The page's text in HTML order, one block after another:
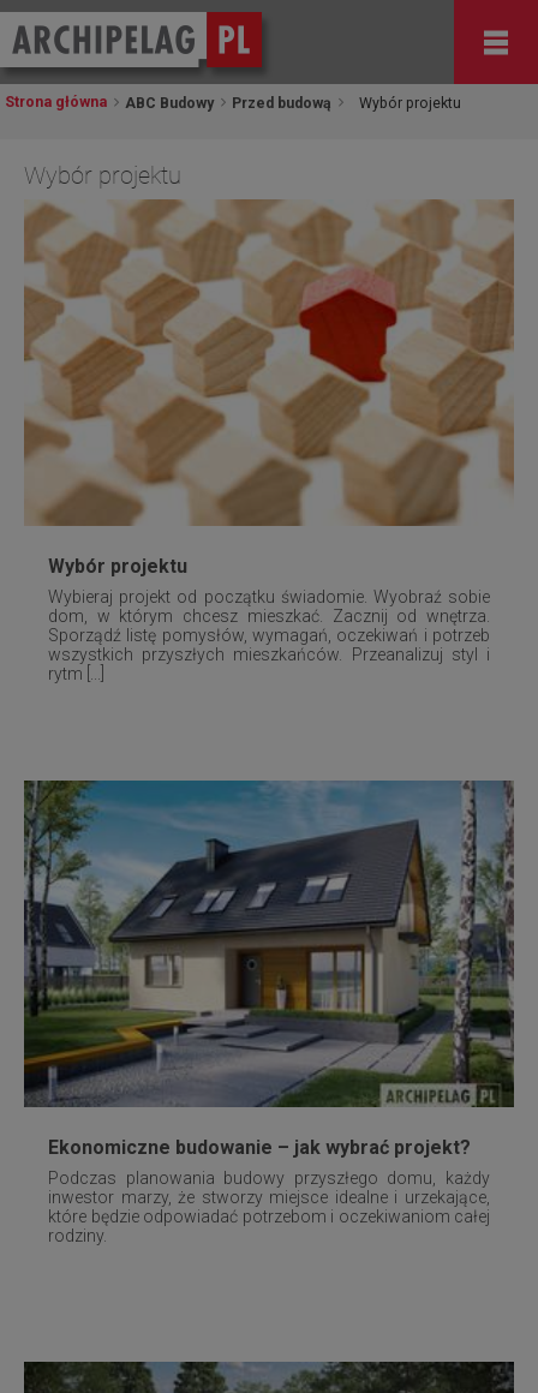
Strona główna ABC Budowy Przed budową Wybór projektu
Wybór projektu
Wybór projektu
Wybieraj projekt od początku świadomie. Wyobraź sobie
dom, w którym chcesz mieszkać. Zacznij od wnętrza.
Sporządź listę pomysłów, wymagań, oczekiwań i potrzeb
wszystkich przyszłych mieszkańców. Przeanalizuj styl i
rytm [...]
Ekonomiczne budowanie – jak wybrać projekt?
Podczas planowania budowy przyszłego domu, każdy
inwestor marzy, że stworzy miejsce idealne i urzekające,
które będzie odpowiadać potrzebom i oczekiwaniom całej
rodziny.